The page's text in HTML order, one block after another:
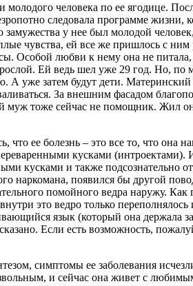
человека по ее ягодице.
следовала программе жизни,
у нее был молодой
чувства, ей все же пришлось с ним
Особой любви к нему она не
Ей ведь шел уже 29 год. Но, по
уже затем будут дети. Материнский
За внешним фасадом
муж тоже сейчас не помощник. Жил
ее болезнь – это все то, что она
кусками (интроектами).
кусками и также подсознательно
наркомана, появился бы другой
помойного ведра наружу.
это ведро только
язык (который она держала
Если есть возможность,
симптомы ее заболевания
и сейчас она живет с